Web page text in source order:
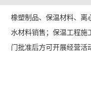
橡塑制品、保温材料、离
水材料销售；保温工程施
门批准后方可开展经营活